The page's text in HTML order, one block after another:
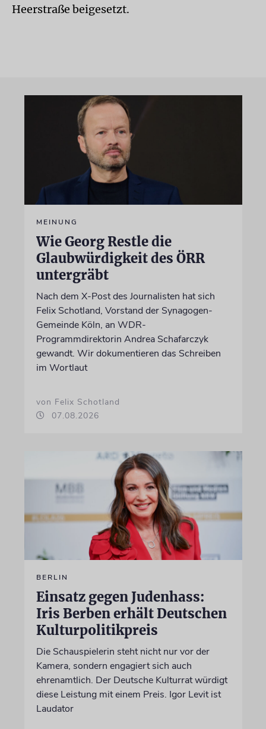
Heerstraße beigesetzt.
MEINUNG
Wie Georg Restle die
Glaubwürdigkeit des ÖRR
untergräbt
Nach dem X-Post des Journalisten hat sich
Felix Schotland, Vorstand der Synagogen-
Gemeinde Köln, an WDR-
Programmdirektorin Andrea Schafarczyk
gewandt. Wir dokumentieren das Schreiben
im Wortlaut
von Felix Schotland
07.08.2026
BERLIN
Einsatz gegen Judenhass:
Iris Berben erhält Deutschen
Kulturpolitikpreis
Die Schauspielerin steht nicht nur vor der
Kamera, sondern engagiert sich auch
ehrenamtlich. Der Deutsche Kulturrat würdigt
diese Leistung mit einem Preis. Igor Levit ist
Laudator